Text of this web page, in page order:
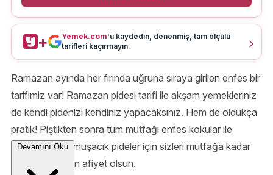
+ Yemek.com'u kaydedin, denenmiş, tam ölçülü
tarifleri kaçırmayın.
Ramazan ayında her fırında uğruna sıraya girilen enfes bir
tarifimiz var! Ramazan pidesi tarifi ile akşam yemekleriniz
de kendi pidenizi kendiniz yapacaksınız. Hem de oldukça
pratik! Piştikten sonra tüm mutfağı enfes kokular ile
dolduracak yumuşacık pideler için sizleri mutfağa kadar
alalım. Şimdiden afiyet olsun.
Devamını Oku